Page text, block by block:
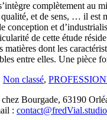
complètement au
et de sens, … il est
conception et
de cette étude
matières dont les
entre elles. Une pièce
Non classé,
Bourgade, 63190
: contact@fredVial.studio